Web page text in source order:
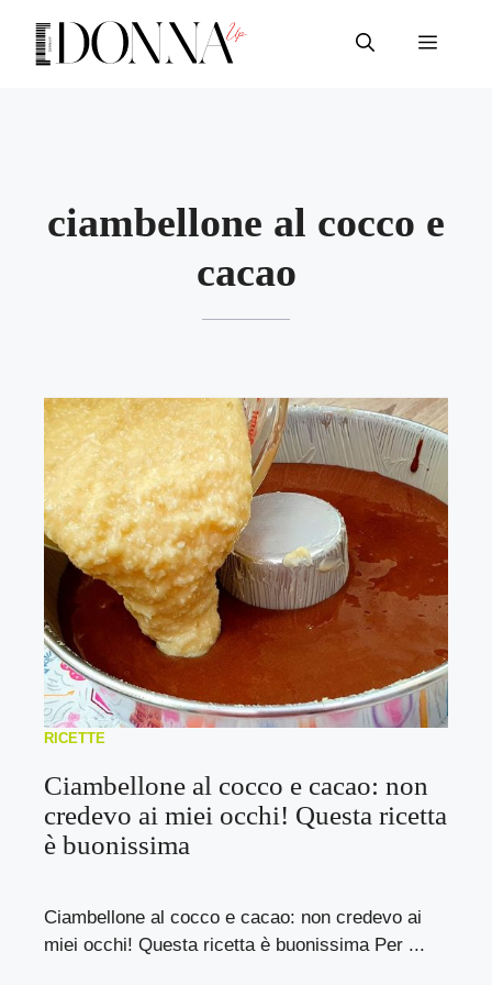
contenuto
Menu
ciambellone al cocco e
cacao
RICETTE
Ciambellone al cocco e cacao: non
credevo ai miei occhi! Questa ricetta
è buonissima
Ciambellone al cocco e cacao: non credevo ai
miei occhi! Questa ricetta è buonissima Per ...